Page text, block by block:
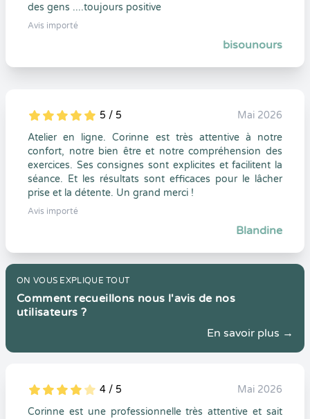
des gens ....toujours positive
Avis importé
bisounours
5
1
5
0 5 / 5
Mai 2026
Atelier en ligne. Corinne est très attentive à notre
confort, notre bien être et notre compréhension des
exercices. Ses consignes sont explicites et facilitent la
séance. Et les résultats sont efficaces pour le lâcher
prise et la détente. Un grand merci !
Avis importé
Blandine
ON VOUS EXPLIQUE TOUT
Comment recueillons nous l'avis de nos
utilisateurs ?
En savoir plus →
5
1
4
0 4 / 5
Mai 2026
Corinne est une professionnelle très attentive et sait